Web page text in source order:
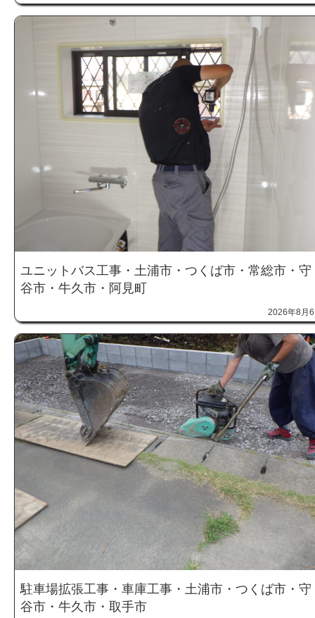
ユニットバス工事・土浦市・つくば市・常総市・守
谷市・牛久市・阿見町
2026年8月
駐車場拡張工事・車庫工事・土浦市・つくば市・守
谷市・牛久市・取手市